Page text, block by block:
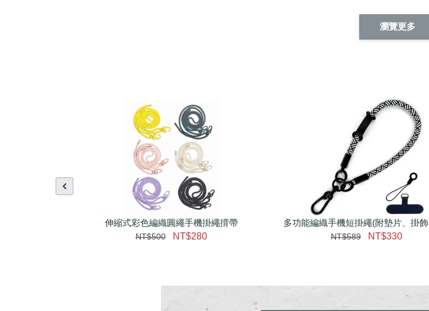
+NT$ 214
NT$ 225
+NT$ 214
NT$ 225
瀏覽更多
瀏覽更多
伸縮式彩色編織圓繩手機掛繩揹帶
NT$500 NT$280
多功能編織手機短掛繩(附墊片、掛
NT$589 NT$330